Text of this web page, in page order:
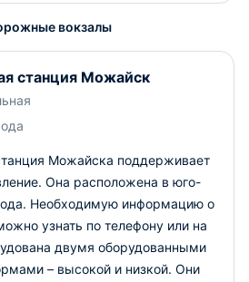
вокзалы
станция Можайск
Можайска поддерживает
Она расположена в юго-
Необходимую информацию о
узнать по телефону или на
двумя оборудованными
– высокой и низкой. Они